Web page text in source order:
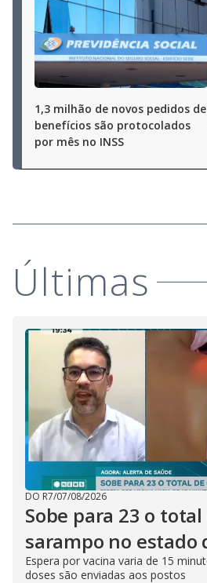
1,3 milhão de novos pedidos de
benefícios são protocolados
por mês no INSS
Últimas
DO R7/07/08/2026
Sobe para 23 o
sarampo no estado
Espera por vacina varia de 15
doses são enviadas aos postos